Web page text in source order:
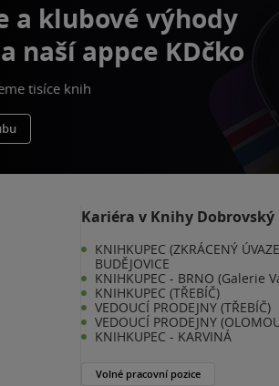
a klubové výhody
naší appce KDčko
tisíce knih
Kariéra v Knihy Dobrovský
KNIHKUPEC (ZKRÁCENÝ
BUDĚJOVICE
KNIHKUPEC - BRNO (Galerie
KNIHKUPEC (TŘEBÍČ)
VEDOUCÍ PRODEJNY (TŘEBÍČ)
VEDOUCÍ PRODEJNY
KNIHKUPEC - KARVINÁ
Volné pracovní pozice